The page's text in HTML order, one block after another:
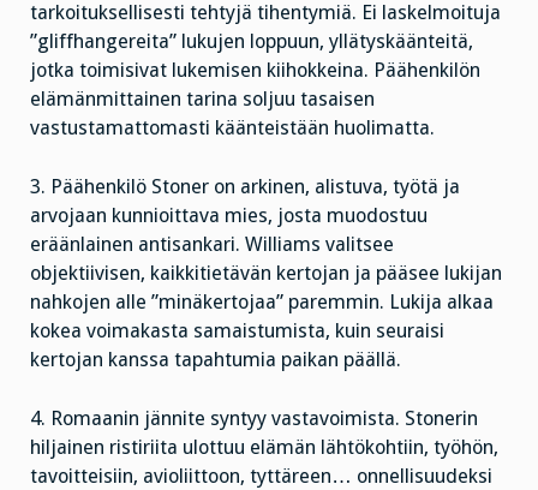
tarkoituksellisesti tehtyjä tihentymiä. Ei laskelmoituja
”gliffhangereita” lukujen loppuun, yllätyskäänteitä,
jotka toimisivat lukemisen kiihokkeina. Päähenkilön
elämänmittainen tarina soljuu tasaisen
vastustamattomasti käänteistään huolimatta.
3. Päähenkilö Stoner on arkinen, alistuva, työtä ja
arvojaan kunnioittava mies, josta muodostuu
eräänlainen antisankari. Williams valitsee
objektiivisen, kaikkitietävän kertojan ja pääsee lukijan
nahkojen alle ”minäkertojaa” paremmin. Lukija alkaa
kokea voimakasta samaistumista, kuin seuraisi
kertojan kanssa tapahtumia paikan päällä.
4. Romaanin jännite syntyy vastavoimista. Stonerin
hiljainen ristiriita ulottuu elämän lähtökohtiin, työhön,
tavoitteisiin, avioliittoon, tyttäreen… onnellisuudeksi